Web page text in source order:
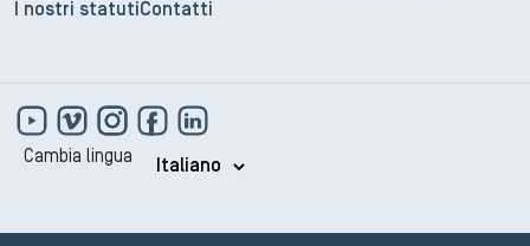
I nostri statutiContatti
Cambia lingua